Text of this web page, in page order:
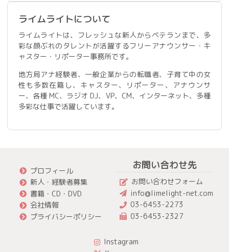
ライムライトについて
ライムライトは、フレッシュな新人からベテランまで、多
彩な顔ぶれのタレントが活躍するフリーアナウンサー・キ
ャスター・リポーター事務所です。
地方局アナ経験者、一般企業からの転職者、子育て中の女
性も多数在籍し、キャスター、リポーター、アナウンサ
ー、各種 MC、ラジオ DJ、VP、CM、インターネット、多種
多彩な仕事で活躍しています。
プロフィール
新人・経験者募集
書籍・CD・DVD
会社情報
プライバシーポリシー
お問い合わせ先
お問い合わせフォーム
info@limelight-net.com
03-6453-2273
03-6453-2327
Instagram